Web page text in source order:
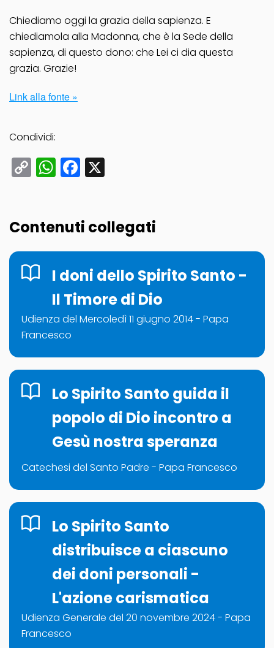
Chiediamo oggi la grazia della sapienza. E
chiediamola alla Madonna, che è la Sede della
sapienza, di questo dono: che Lei ci dia questa
grazia. Grazie!
Link alla fonte »
Condividi:
Copy
Link
WhatsApp
Facebook
Contenuti collegati
I doni dello Spirito Santo -
Il Timore di Dio
Udienza del Mercoledì 11 giugno 2014 - Papa
Francesco
Lo Spirito Santo guida il
popolo di Dio incontro a
Gesù nostra speranza
Catechesi del Santo Padre - Papa Francesco
Lo Spirito Santo
distribuisce a ciascuno
dei doni personali -
L'azione carismatica
Udienza Generale del 20 novembre 2024 - Papa
Francesco